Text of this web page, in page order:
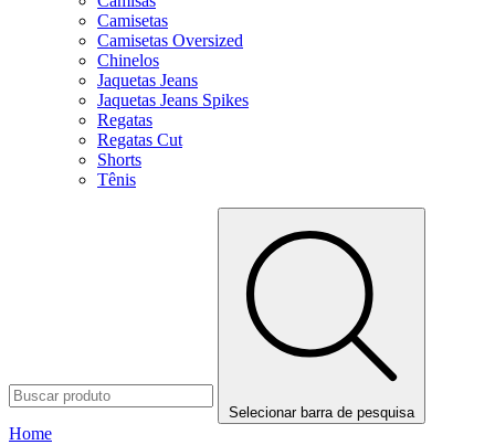
Camisetas
Camisetas Oversized
Chinelos
Jaquetas Jeans
Jaquetas Jeans Spikes
Regatas
Regatas Cut
Shorts
Tênis
Selecionar barra de pesquisa
Home